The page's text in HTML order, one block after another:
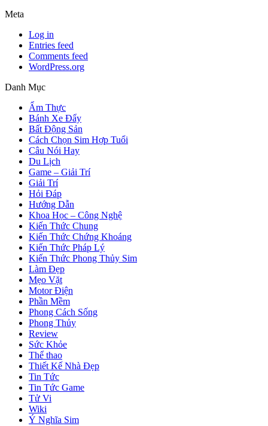
Meta
Log in
Entries feed
Comments feed
WordPress.org
Danh Mục
Ẩm Thực
Bánh Xe Đẩy
Bất Động Sản
Cách Chọn Sim Hợp Tuổi
Câu Nói Hay
Du Lịch
Game – Giải Trí
Giải Trí
Hỏi Đáp
Hướng Dẫn
Khoa Học – Công Nghệ
Kiến Thức Chung
Kiến Thức Chứng Khoáng
Kiến Thức Pháp Lý
Kiến Thức Phong Thủy Sim
Làm Đẹp
Mẹo Vặt
Motor Điện
Phần Mềm
Phong Cách Sống
Phong Thủy
Review
Sức Khỏe
Thể thao
Thiết Kế Nhà Đẹp
Tin Tức
Tin Tức Game
Tử Vi
Wiki
Ý Nghĩa Sim